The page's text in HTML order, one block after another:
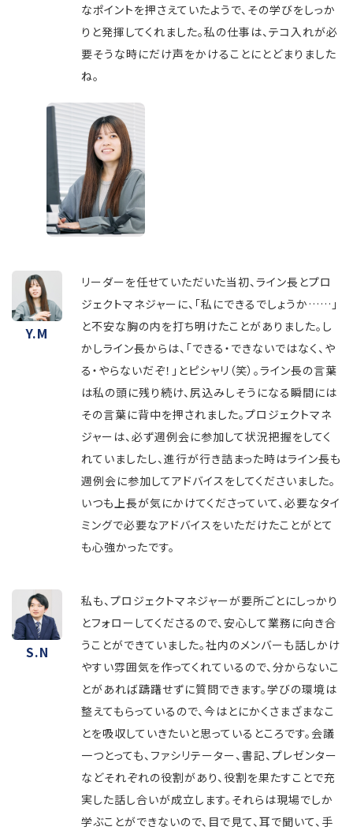
なポイントを押さえていたようで、その学びをしっか
りと発揮してくれました。私の仕事は、テコ入れが必
要そうな時にだけ声をかけることにとどまりました
ね。
Y.M
リーダーを任せていただいた当初、ライン長とプロ
ジェクトマネジャーに、「私にできるでしょうか……」
と不安な胸の内を打ち明けたことがありました。し
かしライン長からは、「できる・できないではなく、や
る・やらないだぞ！」とピシャリ（笑）。ライン長の言葉
は私の頭に残り続け、尻込みしそうになる瞬間には
その言葉に背中を押されました。プロジェクトマネ
ジャーは、必ず週例会に参加して状況把握をしてく
れていましたし、進行が行き詰まった時はライン長も
週例会に参加してアドバイスをしてくださいました。
いつも上長が気にかけてくださっていて、必要なタイ
ミングで必要なアドバイスをいただけたことがとて
も心強かったです。
S.N
私も、プロジェクトマネジャーが要所ごとにしっかり
とフォローしてくださるので、安心して業務に向き合
うことができていました。社内のメンバーも話しかけ
やすい雰囲気を作ってくれているので、分からないこ
とがあれば躊躇せずに質問できます。学びの環境は
整えてもらっているので、今はとにかくさまざまなこ
とを吸収していきたいと思っているところです。会議
一つとっても、ファシリテーター、書記、プレゼンター
などそれぞれの役割があり、役割を果たすことで充
実した話し合いが成立します。それらは現場でしか
学ぶことができないので、目で見て、耳で聞いて、手